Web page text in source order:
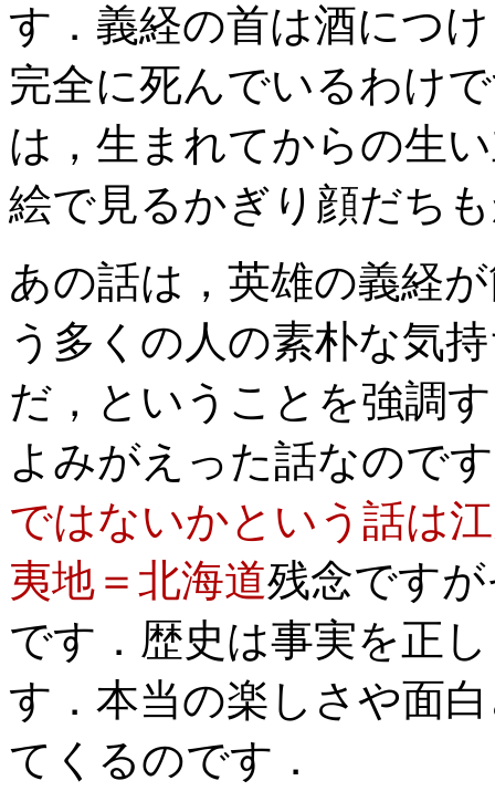
す．義経の首は酒につ
完全に死んでいるわけ
は，生まれてからの生
絵で見るかぎり顔だち
あの話は，英雄の義経
う多くの人の素朴な気
だ，ということを強調
よみがえった話なので
ではないかという話は
夷地＝北海道残念です
です．歴史は事実を正
す．本当の楽しさや面
てくるのです．